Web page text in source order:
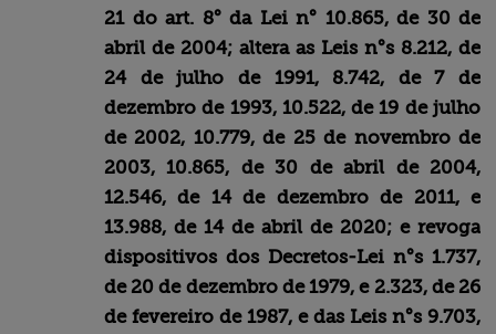
21 do art. 8° da Lei n° 10.865, de 30 de
abril de 2004; altera as Leis n°s 8.212, de
24 de julho de 1991, 8.742, de 7 de
dezembro de 1993, 10.522, de 19 de julho
de 2002, 10.779, de 25 de novembro de
2003, 10.865, de 30 de abril de 2004,
12.546, de 14 de dezembro de 2011, e
13.988, de 14 de abril de 2020; e revoga
dispositivos dos Decretos-Lei n°s 1.737,
de 20 de dezembro de 1979, e 2.323, de 26
de fevereiro de 1987, e das Leis n°s 9.703,